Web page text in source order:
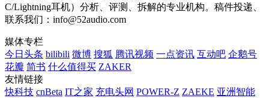
C/Lightning耳机）分析、评测、拆解的专业机构。稿件投递、
联系我们：info@52audio.com
媒体专栏
今日头条 bilibili 微博 搜狐 腾讯视频 一点资讯 互动吧 企鹅号
花瓣 简书 什么值得买 ZAKER
友情链接
快科技 cnBeta IT之家 充电头网 POWER-Z ZAEKE 亚洲智能